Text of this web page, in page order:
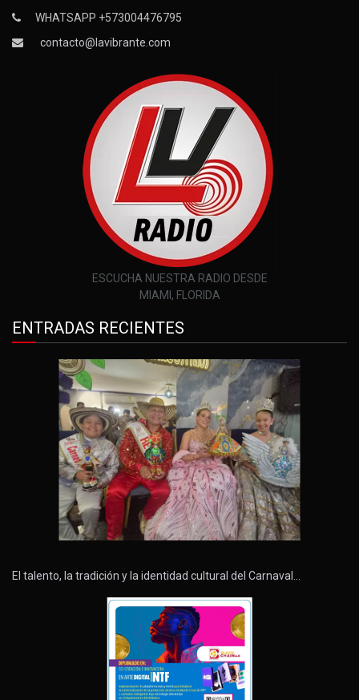
WHATSAPP +573004476795
contacto@lavibrante.com
ESCUCHA NUESTRA RADIO DESDE
MIAMI, FLORIDA
ENTRADAS RECIENTES
El talento, la tradición y la identidad cultural del Carnaval…